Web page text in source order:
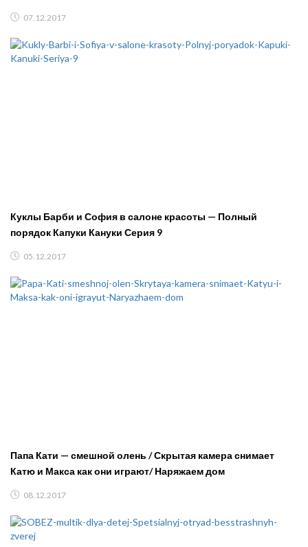
07.12.2017
Куклы Барби и София в салоне красоты — Полный
порядок Капуки Кануки Серия 9
05.12.2017
Папа Кати — смешной олень / Скрытая камера снимает
Катю и Макса как они играют/ Наряжаем дом
08.12.2017